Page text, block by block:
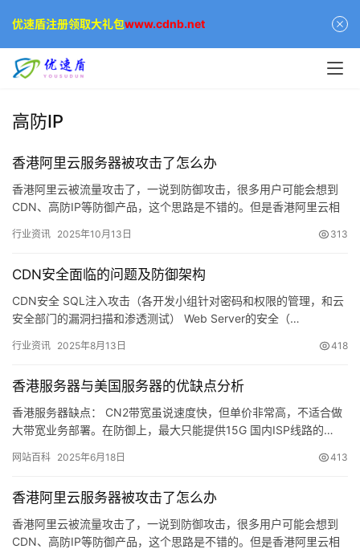
高防IP
香港阿里云服务器被攻击了怎么办
香港阿里云被流量攻击了，一说到防御攻击，很多用户可能会想到
CDN、高防IP等防御产品，这个思路是不错的。但是香港阿里云相
行业资讯 2025年10月13日 313
CDN安全面临的问题及防御架构
CDN安全 SQL注入攻击（各开发小组针对密码和权限的管理，和云
安全部门的漏洞扫描和渗透测试） Web Server的安全（…
行业资讯 2025年8月13日 418
香港服务器与美国服务器的优缺点分析
香港服务器缺点： CN2带宽虽说速度快，但单价非常高，不适合做
大带宽业务部署。在防御上，最大只能提供15G 国内ISP线路的…
网站百科 2025年6月18日 413
香港阿里云服务器被攻击了怎么办
香港阿里云被流量攻击了，一说到防御攻击，很多用户可能会想到
CDN、高防IP等防御产品，这个思路是不错的。但是香港阿里云相
优速盾注册领取大礼包www.cdnb.net